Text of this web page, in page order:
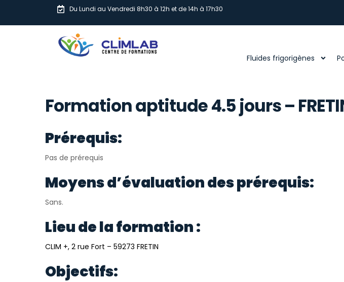
Du Lundi au Vendredi 8h30 à 12h et de 14h à 17h30
Fluides frigorigènes
Formation aptitude 4.5 jours –
Prérequis:
Pas de prérequis
Moyens d’évaluation des prérequis:
Sans.
Lieu de la formation :
CLIM +, 2 rue Fort – 59273 FRETIN
Objectifs: